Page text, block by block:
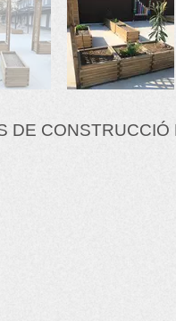
DE CONSTRUCCIÓ